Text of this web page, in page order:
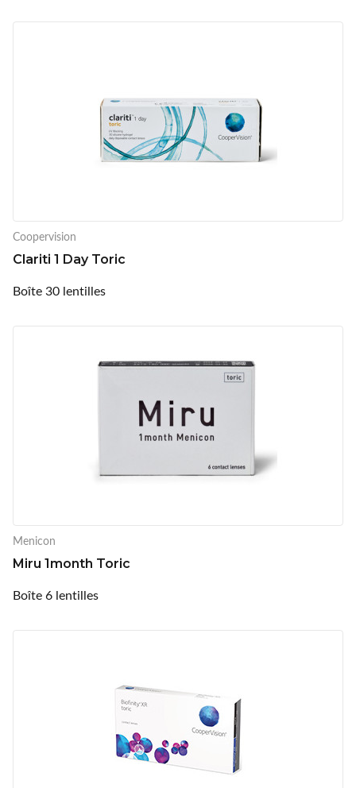
Coopervision
Clariti 1 Day Toric
Boîte 30 lentilles
Menicon
Miru 1month Toric
Boîte 6 lentilles